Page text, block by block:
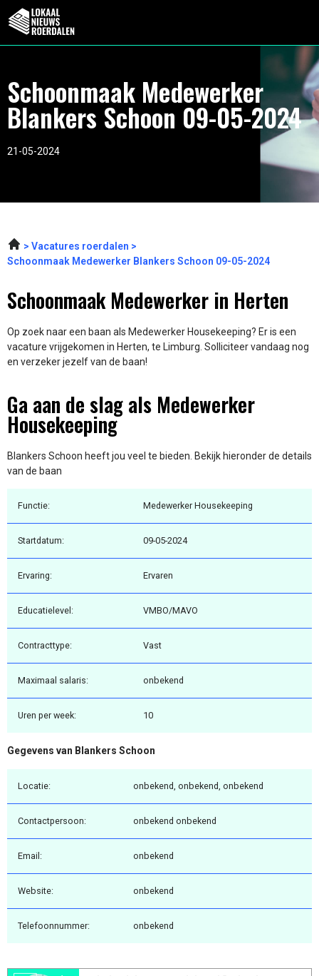
Schoonmaak Medewerker
Blankers Schoon 09-05-2024
21-05-2024
Vacatures roerdalen
Schoonmaak Medewerker Blankers Schoon 09-05-2024
Schoonmaak Medewerker in Herten
Op zoek naar een baan als Medewerker Housekeeping? Er is een
vacature vrijgekomen in Herten, te Limburg. Solliciteer vandaag nog
en verzeker jezelf van de baan!
Ga aan de slag als Medewerker
Housekeeping
Blankers Schoon heeft jou veel te bieden. Bekijk hieronder de details
van de baan
Functie: Medewerker Housekeeping
Startdatum: 09-05-2024
Ervaring: Ervaren
Educatielevel: VMBO/MAVO
Contracttype: Vast
Maximaal salaris: onbekend
Uren per week: 10
Gegevens van Blankers Schoon
Locatie: onbekend, onbekend, onbekend
Contactpersoon: onbekend onbekend
Email: onbekend
Website: onbekend
Telefoonnummer: onbekend